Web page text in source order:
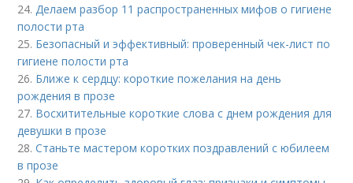
24. Делаем разбор 11 распространенных мифов о гигиене
полости рта
25. Безопасный и эффективный: проверенный чек-лист по
гигиене полости рта
26. Ближе к сердцу: короткие пожелания на день
рождения в прозе
27. Восхитительные короткие слова с днем рождения для
девушки в прозе
28.Станьте мастером коротких поздравлений с юбилеем
в прозе